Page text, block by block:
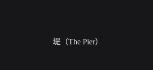
堤（The Pier）